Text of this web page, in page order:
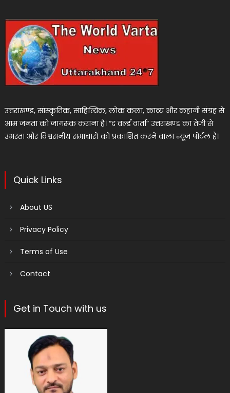
उत्तराखण्ड, सांस्कृतिक, साहित्यिक, लोक कला, काव्य और कहानी संग्रह से
आम जनता को जागरूक कराना है। “द वर्ल्ड वार्ता” उत्तराखण्ड का तेजी से
उभरता और विश्वसनीय समाचारों को प्रकाशित करने वाला न्यूज पोर्टल है।
Quick Links
About US
Privacy Policy
Terms of Use
Contact
Get in Touch with us